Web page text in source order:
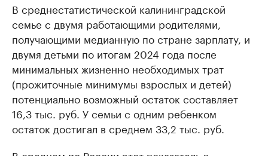
В среднестатистической калининградской
семье с двумя работающими родителями,
получающими медианную по стране зарплату, и
двумя детьми по итогам 2024 года после
минимальных жизненно необходимых трат
(прожиточные минимумы взрослых и детей)
потенциально возможный остаток составляет
16,3 тыс. руб. У семьи с одним ребенком
остаток достигал в среднем 33,2 тыс. руб.